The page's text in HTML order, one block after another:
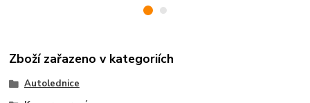
Zboží zařazeno v kategoriích
Autolednice